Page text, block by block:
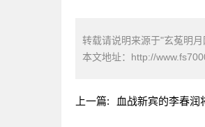
转载请说明来源于"玄菟明
本文地址： http://
上一篇: 血战新宾的李春润